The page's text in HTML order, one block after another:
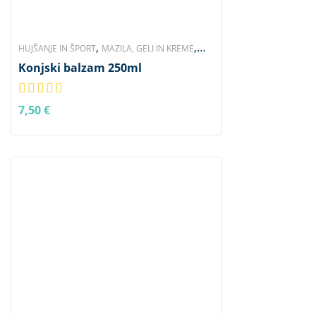
HUJŠANJE IN ŠPORT, MAZILA, GELI IN KREME,
NEGA TELESA,SKLEPI, OKOSTJE, MIŠICE
ZNAMKA NATURHOFF
Konjski balzam 250ml
7,50€